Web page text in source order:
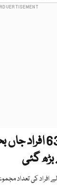
کورونا سے مزید